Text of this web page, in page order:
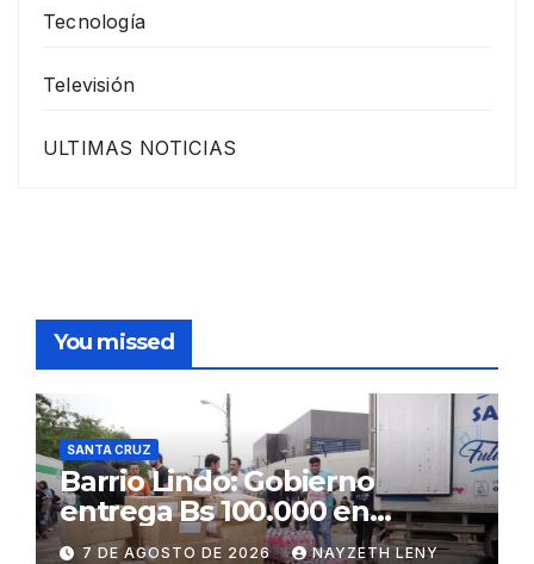
Tecnología
Televisión
ULTIMAS NOTICIAS
You missed
SANTA CRUZ
Barrio Lindo: Gobierno
entrega Bs 100.000 en
insumos para afectados
7 DE AGOSTO DE 2026 NAYZETH LENY